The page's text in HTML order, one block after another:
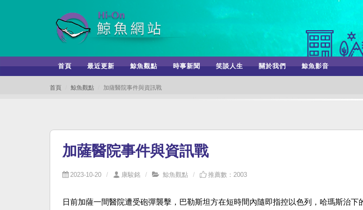
首頁 最近更新 鯨魚觀點 時事新聞 笑談人生 關於我們 鯨魚影音
首頁 鯨魚觀點 加薩醫院事件與資訊戰
加薩醫院事件與資訊戰
2023-10-20 康駿銘 鯨魚觀點 推薦數：2003
日前加薩一間醫院遭受砲彈襲擊，巴勒斯坦方在短時間內隨即指控以色列，哈瑪斯治下